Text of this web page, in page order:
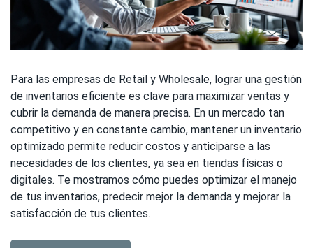
Para las empresas de Retail y Wholesale, lograr una gestión
de inventarios eficiente es clave para maximizar ventas y
cubrir la demanda de manera precisa. En un mercado tan
competitivo y en constante cambio, mantener un inventario
optimizado permite reducir costos y anticiparse a las
necesidades de los clientes, ya sea en tiendas físicas o
digitales. Te mostramos cómo puedes optimizar el manejo
de tus inventarios, predecir mejor la demanda y mejorar la
satisfacción de tus clientes.